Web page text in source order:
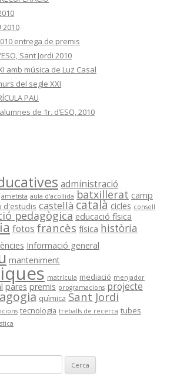
2010
entrega de premis
Sant Jordi 2010
amb música de Luz Casal
del segle XXI
PAU
de 1r. d’ESO, 2010
administració
ametista aula d'acollida batxillerat camp
d'estudis castellà català cicles consell
pedagògica educació física
fotos francès física història
Informació general
manteniment
matrícula mediació menjador
pares premis programacions projecte
quìmica Sant Jordi
tecnologia treballs de recerca tubes